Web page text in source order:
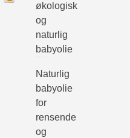
økologisk
og
naturlig
babyolie
Naturlig
babyolie
for
rensende
og